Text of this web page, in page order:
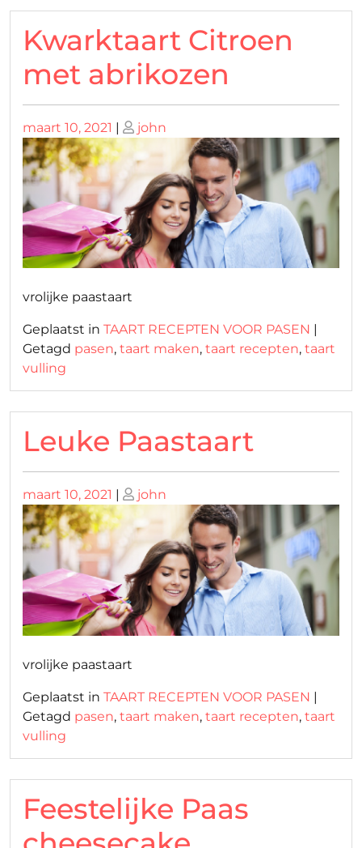
Kwarktaart Citroen
met abrikozen
Geplaatst
op
maart 10, 2021 | Geplaatst
op
john
vrolijke paastaart
Geplaatst in TAART RECEPTEN VOOR PASEN |
Getagd pasen, taart maken, taart recepten, taart
vulling
Leuke Paastaart
Geplaatst
op
maart 10, 2021 | Geplaatst
op
john
vrolijke paastaart
Geplaatst in TAART RECEPTEN VOOR PASEN |
Getagd pasen, taart maken, taart recepten, taart
vulling
Feestelijke Paas